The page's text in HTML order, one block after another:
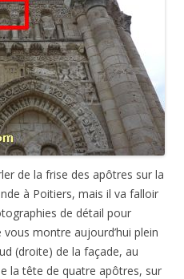
de la frise des apôtres sur la
à Poitiers, mais il va falloir
de détail pour
montre aujourd’hui plein
(droite) de la façade, au
la tête de quatre apôtres, sur